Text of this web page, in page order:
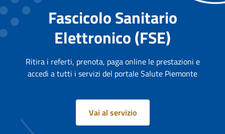
Fascicolo Sanitario
Elettronico (FSE)
Ritira i referti, prenota, paga online le prestazioni e
accedi a tutti i servizi del portale Salute Piemonte
Vai al servizio